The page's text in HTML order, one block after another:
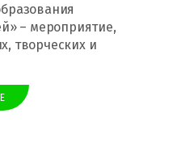
– мероприятие,
творческих и